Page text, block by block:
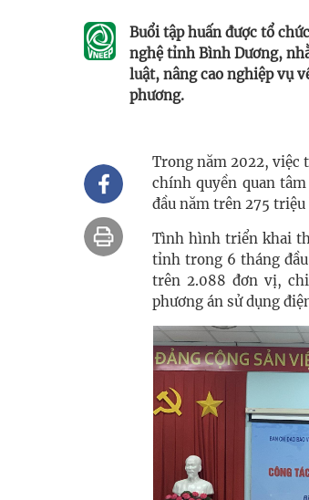
Buổi tập huấn được tổ
nghệ tỉnh Bình Dương,
luật, nâng cao nghiệp vụ
phương.
Trong năm 2022, việc
chính quyền quan
đầu năm trên 275
Tình hình triển khai
tỉnh trong 6 tháng
trên 2.088 đơn vị,
phương án sử dụng